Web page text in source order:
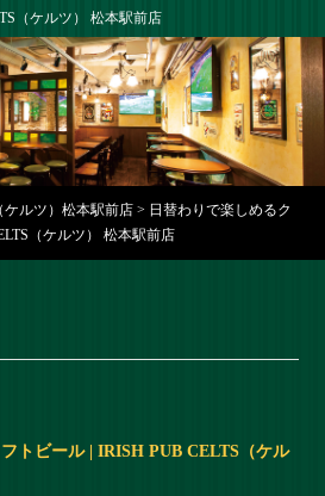
（ケルツ） 松本駅前店
ケルツ）松本駅前店 > 日替わりで楽しめるク
（ケルツ） 松本駅前店
トビール | IRISH PUB CELTS（ケル